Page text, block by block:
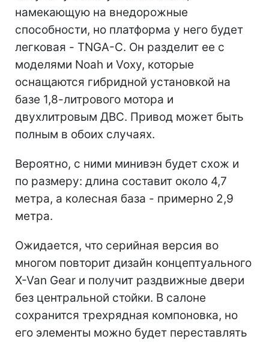
намекающую на внедорожные
способности, но платформа у него будет
легковая - TNGA-C. Он разделит ее с
моделями Noah и Voxy, которые
оснащаются гибридной установкой на
базе 1,8-литрового мотора и
двухлитровым ДВС. Привод может быть
полным в обоих случаях.
Вероятно, с ними минивэн будет схож и
по размеру: длина составит около 4,7
метра, а колесная база - примерно 2,9
метра.
Ожидается, что серийная версия во
многом повторит дизайн концептуального
X-Van Gear и получит раздвижные двери
без центральной стойки. В салоне
сохранится трехрядная компоновка, но
его элементы можно будет переставлять